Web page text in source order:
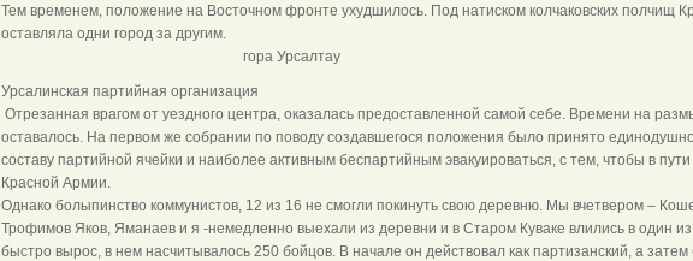
Тем временем, положение на Восточном фронте ухудшилось. Под натиском колчаковских полчищ
оставляла одни город за другим.
гора Урсалтау
Урсалинская партийная организация
Отрезанная врагом от уездного центра, оказалась предоставленной самой себе. Времени на
оставалось. На первом же собрании по поводу создавшегося положения было принято
составу партийной ячейки и наиболее активным беспартийным эвакуироваться, с тем, чтобы в
Красной Армии.
Однако болыпинство коммунистов, 12 из 16 не смогли покинуть свою деревню. Мы вчетвером –
Трофимов Яков, Яманаев и я -немедленно выехали из деревни и в Старом Куваке влились в один
быстро вырос, в нем насчитывалось 250 бойцов. В начале он действовал как партизанский, а затем